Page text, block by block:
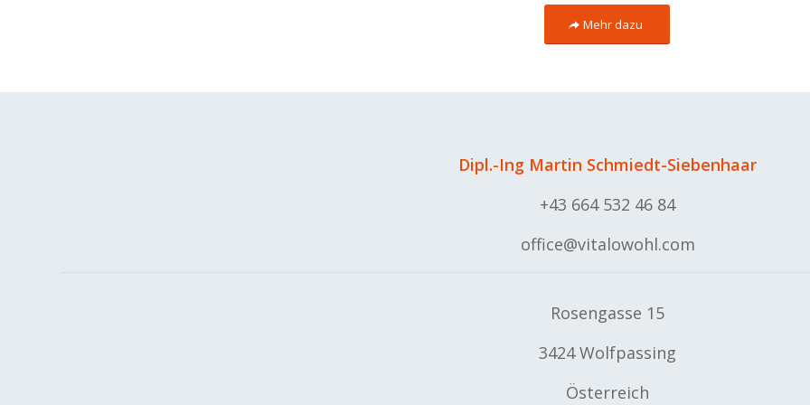
Mehr dazu
Dipl.-Ing Martin Schmiedt-Siebenhaar
+43 664 532 46 84
office@vitalowohl.com
Rosengasse 15
3424 Wolfpassing
Österreich